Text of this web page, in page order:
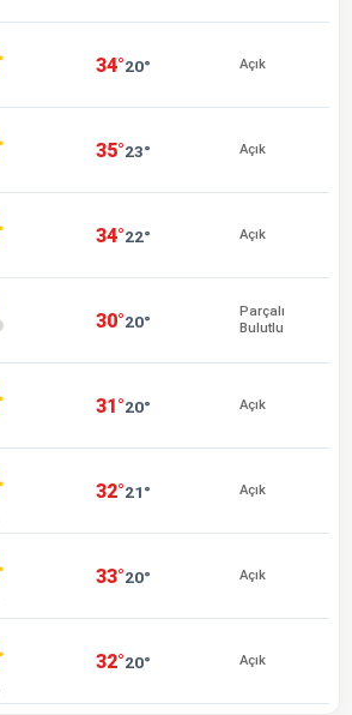
34°20° Açık
35°23° Açık
34°22° Açık
30°20°
Parçalı
Bulutlu
31°20° Açık
32°21° Açık
33°20° Açık
32°20° Açık